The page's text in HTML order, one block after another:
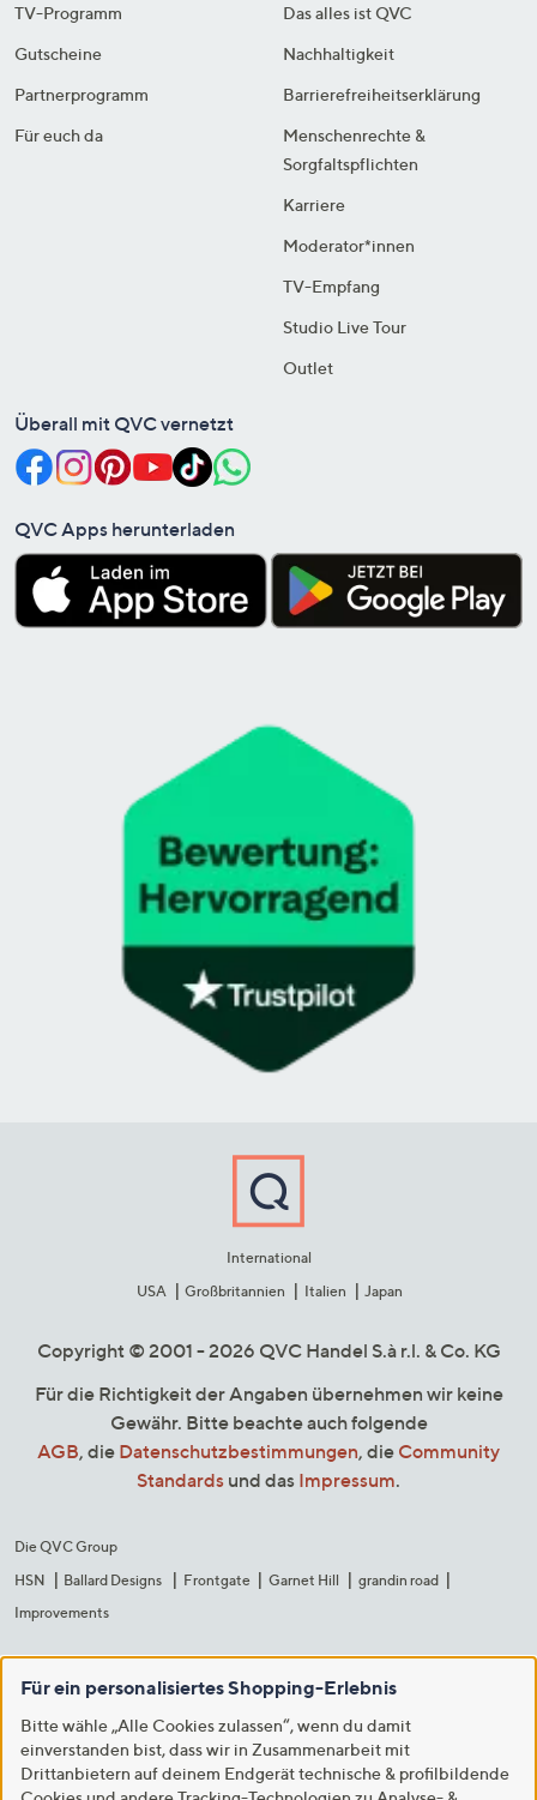
TV-Programm
Gutscheine
Partnerprogramm
Für euch da
Das alles ist QVC
Nachhaltigkeit
Barrierefreiheitserklärung
Menschenrechte &
Sorgfaltspflichten
Karriere
Moderator*innen
TV-Empfang
Studio Live Tour
Outlet
Überall mit QVC vernetzt
QVC Apps herunterladen
International
USA
Großbritannien Italien Japan
Copyright © 2001 - 2026 QVC Handel S.à r.l. & Co. KG
Für die Richtigkeit der Angaben übernehmen wir keine
Gewähr. Bitte beachte auch folgende
AGB, die Datenschutzbestimmungen, die Community
Standards und das Impressum.
Die QVC Group
HSN
Ballard Designs Frontgate Garnet Hill
grandin road
Improvements
Für ein personalisiertes Shopping-Erlebnis
Bitte wähle „Alle Cookies zulassen“, wenn du damit
einverstanden bist, dass wir in Zusammenarbeit mit
Drittanbietern auf deinem Endgerät technische & profilbildende